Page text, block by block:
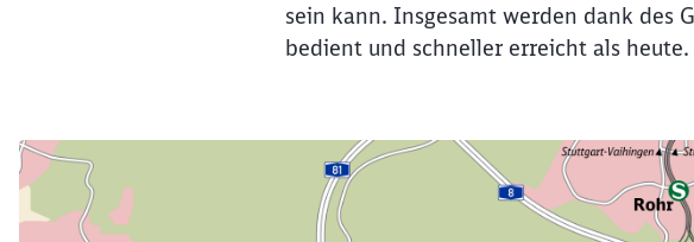
sein kann. Insgesamt werden dank des
bedient und schneller erreicht als heute.